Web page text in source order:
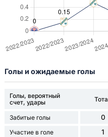
Голы и ожидаемые голы
Голы, вероятный
счет, удары
Забитые голы 0
Участие в голе 1